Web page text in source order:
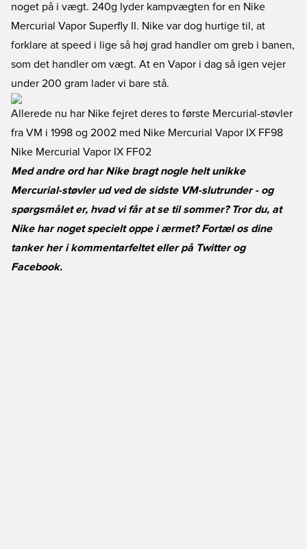
noget på i vægt. 240g lyder kampvægten for en Nike
Mercurial Vapor Superfly II. Nike var dog hurtige til, at
forklare at speed i lige så høj grad handler om greb i banen,
som det handler om vægt. At en Vapor i dag så igen vejer
under 200 gram lader vi bare stå.
Allerede nu har Nike fejret deres to første Mercurial-støvler
fra VM i 1998 og 2002 med Nike Mercurial Vapor IX FF98
Nike Mercurial Vapor IX FF02
Med andre ord har Nike bragt nogle helt unikke
Mercurial-støvler ud ved de sidste VM-slutrunder - og
spørgsmålet er, hvad vi får at se til sommer? Tror du, at
Nike har noget specielt oppe i ærmet? Fortæl os dine
tanker her i kommentarfeltet eller på Twitterog
Facebook.